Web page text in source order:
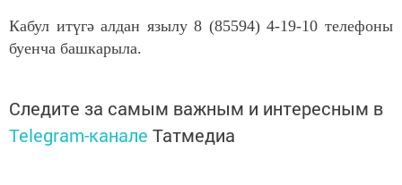
Кабул итүгә алдан язылу 8 (85594) 4-19-10 телефоны
буенча башкарыла.
Следите за самым важным и интересным в
Telegram-канале Татмедиа